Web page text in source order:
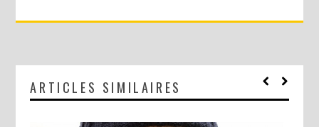
ARTICLES SIMILAIRES